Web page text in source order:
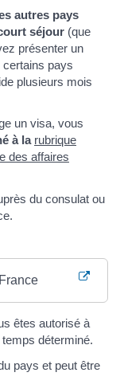
autres pays
séjour (que
présenter un
certains pays
plusieurs mois
un visa, vous
à la rubrique
des affaires
du consulat ou
êtes autorisé à
déterminé.
pays et peut être